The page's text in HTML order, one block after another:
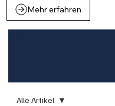
Mehr erfahren
Alle Artikel